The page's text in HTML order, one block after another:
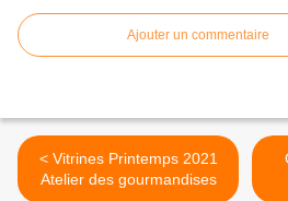
Ajouter un commentaire
< Vitrines Printemps 2021
Atelier des gourmandises